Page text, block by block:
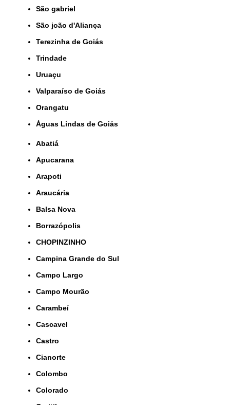
São gabriel
São joão d'Aliança
Terezinha de Goiás
Trindade
Uruaçu
Valparaíso de Goiás
orangatu
Águas Lindas de Goiás
Abatiá
Apucarana
Arapoti
Araucária
Balsa Nova
Borrazópolis
CHOPINZINHO
Campina Grande do Sul
Campo Largo
Campo Mourão
Carambeí
Cascavel
Castro
Cianorte
Colombo
Colorado